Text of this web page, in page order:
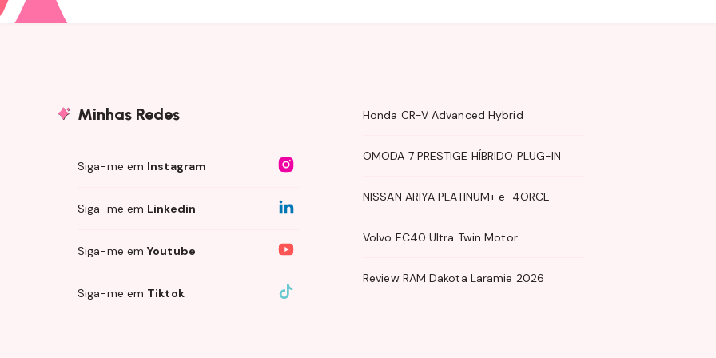
Minhas Redes
Siga-me em Instagram
Siga-me em Linkedin
Siga-me emYoutube
Siga-me em Tiktok
Honda CR-V Advanced Hybrid
OMODA 7 PRESTIGE HÍBRIDO PLUG-IN
NISSAN ARIYA PLATINUM+ e-4ORCE
Volvo EC40 Ultra Twin Motor
Review RAM Dakota Laramie 2026